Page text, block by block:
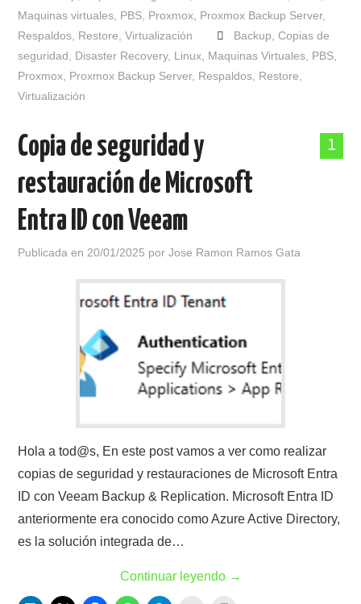
Maquinas virtuales PBS Proxmox Proxmox Backup Server,
Respaldos Restore ,Virtualización Backup Copias de
seguridad
Disaster Recovery, Linux Maquinas Virtuales PBS
Proxmox Proxmox Backup Server, Respaldos Restore
Virtualización
1
Copia de seguridad y
restauración de Microsoft
Entra ID con Veeam
Publicada en 20/01/2025 porJose Ramon Ramos Gata
Hola a tod@s, En este post vamos a ver como realizar
copias de seguridad y restauraciones de Microsoft Entra
ID con Veeam Backup & Replication. Microsoft Entra ID
anteriormente era conocido como Azure Active Directory,
es la solución integrada de…
Continuar leyendo →